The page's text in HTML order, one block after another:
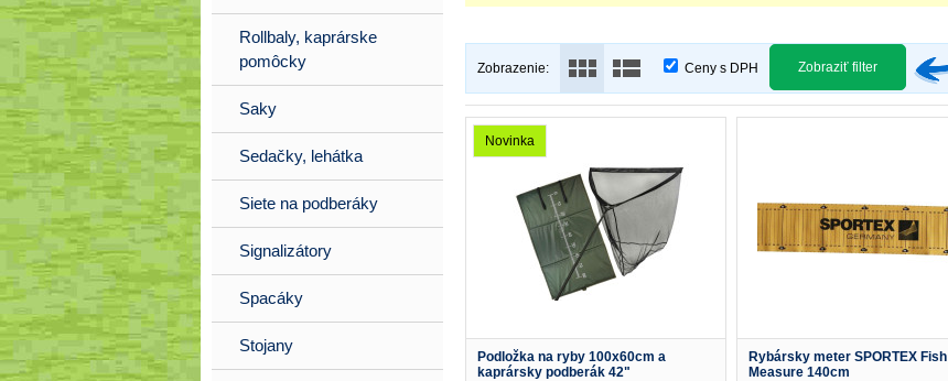
Zobrazenie: Ceny s DPH Zobraziť filter
Novinka
Podložka na ryby 100x60cm a
kaprársky podberák 42"
Rybársky meter SPORTEX Fish
Measure 140cm
Rollbaly, kaprárske
pomôcky
Saky
Sedačky, lehátka
Siete na podberáky
Signalizátory
Spacáky
Stojany